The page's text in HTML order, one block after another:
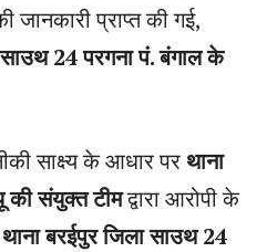
जानकारी प्राप्त की गई,
24 परगना पं. बंगाल के
साक्ष्य के आधार पर थाना
की संयुक्त टीमद्वारा आरोपी के
बरईपुर जिला साउथ 24